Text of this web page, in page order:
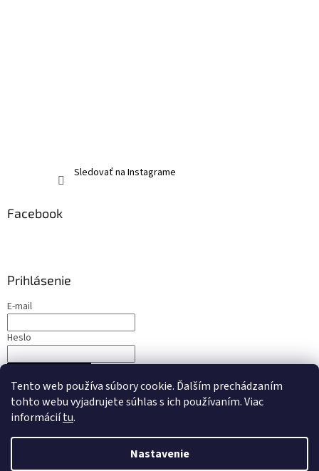
Tento web používa súbory cookie. Ďalším prechádzaním
tohto webu vyjadrujete súhlas s ich používaním. Viac
informáciítu.
Nastavenie
Sledovať na Instagrame
Facebook
Prihlásenie
E-mail
Heslo
Nová registrácia Zabudnuté heslo
Vytvoril Shoptet